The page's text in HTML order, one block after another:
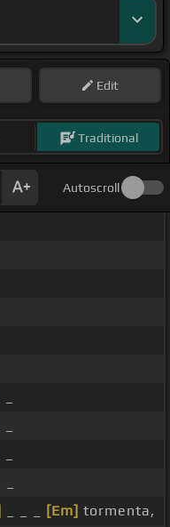
Edit
Traditional
Autoscroll
[Em] tormenta,